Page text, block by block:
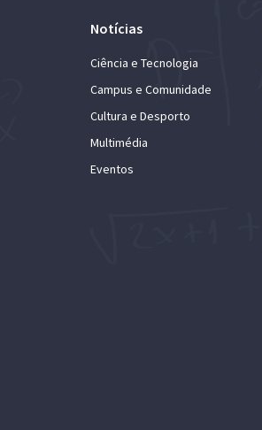
Notícias
Ciência e Tecnologia
Campus e Comunidade
Cultura e Desporto
Multimédia
Eventos